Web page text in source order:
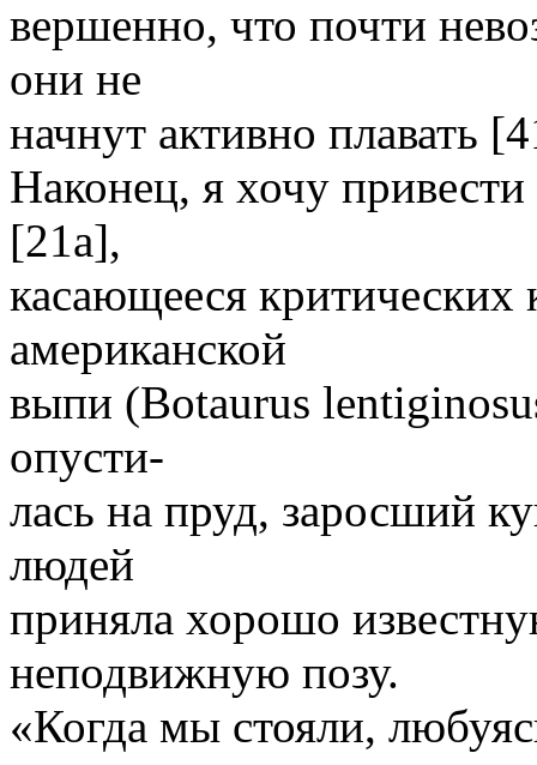
вершенно, что почти
они не
начнут активно плавать
Наконец, я хочу
[21а],
касающееся
американской
выпи (Botaurus
опусти-
лась на пруд, заросший
людей
приняла хорошо
неподвижную позу.
«Когда мы стояли,